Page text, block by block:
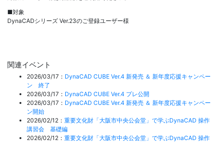
■対象
DynaCADシリーズ Ver.23のご登録ユーザー様
関連イベント
2026/03/17： DynaCAD CUBE Ver.4 新発売 ＆ 新年度応援キャンペー
ン 終了
2026/03/17： DynaCAD CUBE Ver.4 プレ公開
2026/03/17： DynaCAD CUBE Ver.4 新発売 ＆ 新年度応援キャンペー
ン開始
2026/02/12： 重要文化財「大阪市中央公会堂」で学ぶDynaCAD 操作
講習会 基礎編
2026/02/12： 重要文化財「大阪市中央公会堂」で学ぶDynaCAD 操作